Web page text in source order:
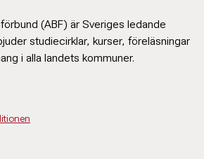
(ABF) är Sveriges ledande
studiecirklar, kurser, föreläsningar
i alla landets kommuner.